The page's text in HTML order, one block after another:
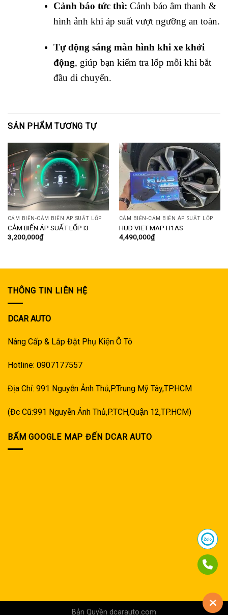
Cảnh báo tức thì: Cảnh báo âm thanh &
hình ảnh khi áp suất vượt ngưỡng an toàn.
Tự động sáng màn hình khi xe khởi
động, giúp bạn kiểm tra lốp mỗi khi bắt
đầu di chuyển.
SẢN PHẨM TƯƠNG TỰ
CẢM BIẾN-CẢM BIẾN ÁP SUẤT LỐP
CẢM BIẾN ÁP SUẤT LỐP I3
3,200,000₫
CẢM BIẾN-CẢM BIẾN ÁP SUẤT LỐP
HUD VIET MAP H1AS
4,490,000₫
THÔNG TIN LIÊN HỆ
DCAR AUTO
Nâng Cấp & Lắp Đặt Phụ Kiện Ô Tô
Hotline: 0907177557
Địa Chỉ: 991 Nguyễn Ảnh Thủ,P.Trung Mỹ Tây,TP.HCM
(Đc Cũ:991 Nguyễn Ảnh Thủ,P.TCH,Quận 12,TP.HCM)
BẤM GOOGLE MAP ĐẾN DCAR AUTO
Bản Quyền dcarauto.com